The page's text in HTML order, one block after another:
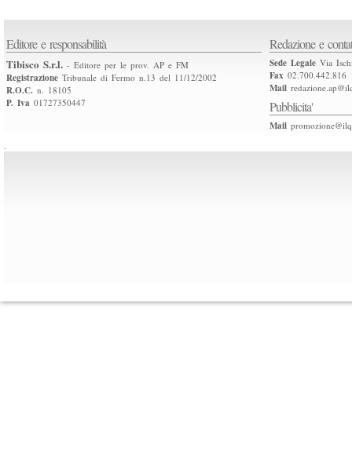
Editore e responsabilità
Tibisco S.r.l. - Editore per le prov. AP e FM
Registrazione Tribunale di Fermo n.13 del 11/12/2002
R.O.C. n. 18105
P. Iva 01727350447
Redazione e
Sede Legale Via
Fax 02.700.442.816
Mail
Pubblicita'
Mail
.